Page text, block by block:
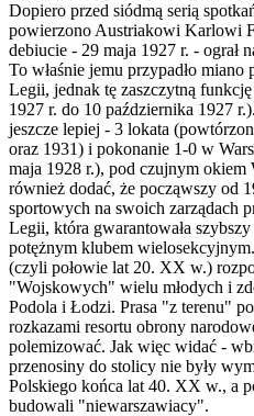
Dopiero przed siódmą serią
powierzono Austriakowi Karlowi
debiucie - 29 maja 1927 r. - ograł
To właśnie jemu przypadło
Legii, jednak tę zaszczytną funkcję
1927 r. do 10 października 1927
jeszcze lepiej - 3 lokata
oraz 1931) i pokonanie 1-0 w
maja 1928 r.), pod czujnym okiem
również dodać, że począwszy od
sportowych na swoich zarządach
Legii, która gwarantowała
potężnym klubem
(czyli połowie lat 20. XX w.)
"Wojskowych" wielu młodych i
Podola i Łodzi. Prasa "z terenu"
rozkazami resortu obrony
polemizować. Jak więc widać -
przenosiny do stolicy nie były
Polskiego końca lat 40. XX w., a
budowali "niewarszawiacy".